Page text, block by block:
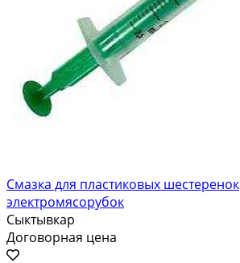
Смазка для пластиковых шестеренок
электромясорубок
Сыктывкар
Договорная цена